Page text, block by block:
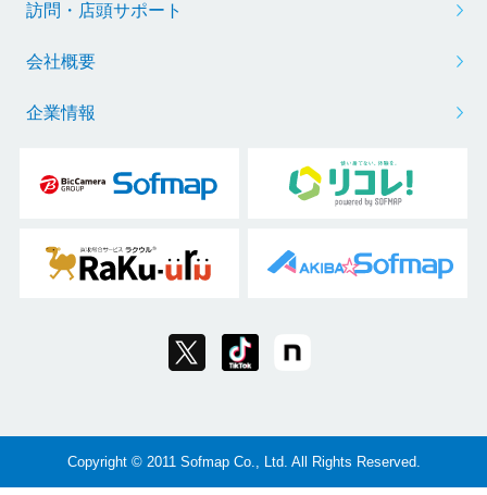
訪問・店頭サポート
会社概要
企業情報
Copyright © 2011 Sofmap Co., Ltd. All Rights Reserved.